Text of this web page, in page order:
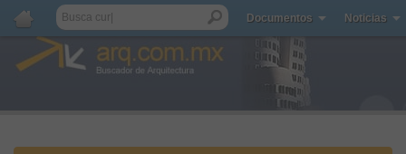
Documentos Noticias